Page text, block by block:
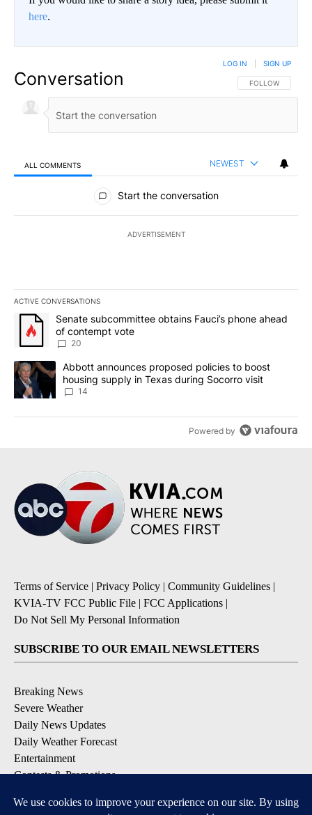
here.
Conversation FOLLOW THIS
FOLLOW
LOG IN SIGN UP
ALL COMMENTS NEWEST
All Comments
Start the conversation
ADVERTISEMENT
ACTIVE CONVERSATIONS
The following is a list of the most commented articles in the last
A trending article titled "Senate subcommittee obtains Fauci’s
Senate subcommittee obtains Fauci’s phone ahead
of contempt vote
20
A trending article titled "Abbott announces proposed policies to
Abbott announces proposed policies to boost
housing supply in Texas during Socorro visit
14
Powered by
Terms of Service | Privacy Policy | Community Guidelines |
KVIA-TV FCC Public File | FCC Applications |
Do Not Sell My Personal Information
SUBSCRIBE TO OUR EMAIL NEWSLETTERS
Breaking News
Severe Weather
Daily News Updates
Daily Weather Forecast
Entertainment
Contests & Promotions
DOWNLOAD OUR APPS